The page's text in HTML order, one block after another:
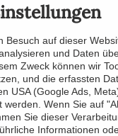
Besuch auf dieser
und Daten
Zweck können wir
und die erfassten
USA (Google Ads,
Wenn Sie auf
Sie dieser
Informationen